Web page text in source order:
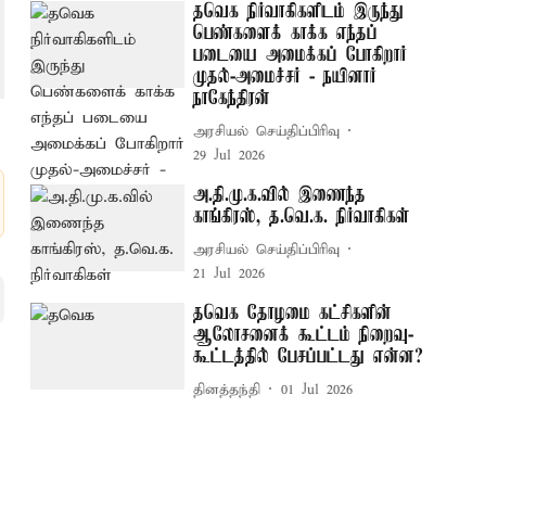
தவெக நிர்வாகிகளிடம் இருந்து
பெண்களைக் காக்க எந்தப்
படையை அமைக்கப் போகிறார்
முதல்-அமைச்சர் - நயினார்
நாகேந்திரன்
அரசியல் செய்திப்பிரிவு
29 Jul 2026
அ.தி.மு.க.வில் இணைந்த
காங்கிரஸ், த.வெ.க. நிர்வாகிகள்
அரசியல் செய்திப்பிரிவு
21 Jul 2026
தவெக தோழமை கட்சிகளின்
ஆலோசனைக் கூட்டம் நிறைவு-
கூட்டத்தில் பேசப்பட்டது என்ன?
தினத்தந்தி 01 Jul 2026